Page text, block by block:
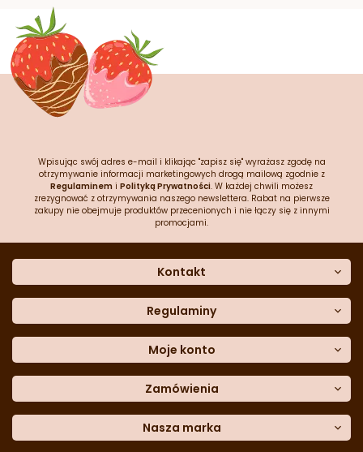
Wpisując swój adres e-mail i klikając "zapisz się" wyrażasz zgodę na
otrzymywanie informacji marketingowych drogą mailową zgodnie z
Regulaminem i Polityką Prywatności. W każdej chwili możesz
zrezygnować z otrzymywania naszego newslettera. Rabat na pierwsze
zakupy nie obejmuje produktów przecenionych i nie łączy się z innymi
promocjami.
Kontakt
Dane kontaktowe
Często zadawane pytania
Sklep stacjonarny
Formularz kontaktowy
Blog
telefon:601 767 272
Regulaminy
Polityka prywatności
Polityka cookies
Polityka reklamacji
Polityka zwrotów
Dostępność cyfrowa
Moje konto
Moje dane
Historia zamówień
Lista ulubionych
Moje rabaty
Zamówienia
Metody płatności
Dane do przelewu
Nasza marka